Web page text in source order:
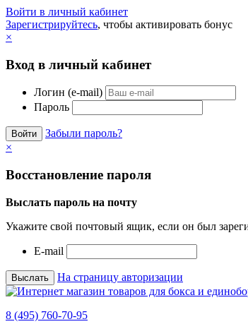
Войти в личный кабинет
Зарегистрируйтесь, чтобы активировать бонус
×
Вход в личный кабинет
Логин (e-mail)
Пароль
Забыли пароль?
×
Восстановление пароля
Выслать пароль на почту
Укажите свой почтовый ящик, если он был
E-mail
На страницу авторизации
8 (495) 760-70-95